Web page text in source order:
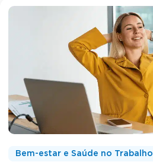
Bem-estar e Saúde no Trabalho